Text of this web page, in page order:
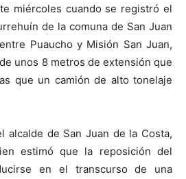
miércoles cuando se registró el
de la comuna de San Juan
Puaucho y Misión San Juan,
unos 8 metros de extensión que
que un camión de alto tonelaje
alcalde de San Juan de la Costa,
estimó que la reposición del
en el transcurso de una